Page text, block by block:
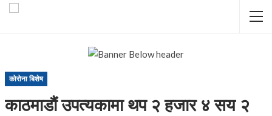
कोरोना बिशेष
काठमाडौं उपत्यकामा थप २ हजार ४ सय २